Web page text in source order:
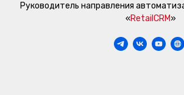
Руководитель направления
«RetailCRM»